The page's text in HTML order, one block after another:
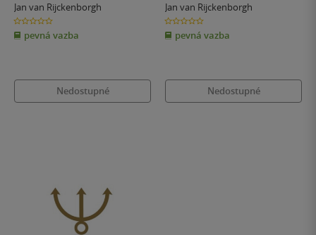
Jan van Rijckenborgh
0.0
z
5
hvězdiček
pevná vazba
Nedostupné
Jan van Rijckenborgh
0.0
z
5
hvězdiček
pevná vazba
Nedostupné